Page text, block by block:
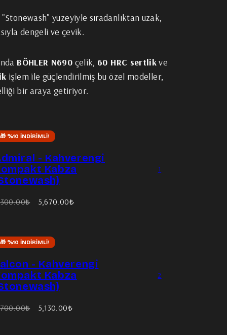
yüzeyiyle sıradanlıktan uzak,
dengeli ve çevik.
BÖHLER N690 çelik, 60 HRC sertlik ve
işlem ile güçlendirilmiş bu özel modeller,
bir araya getiriyor.
🎁 %10 İNDIRIMLI!
- Kahverengi
Kabza
İndirimli
5,670.00₺
1
🎁 %10 İNDIRIMLI!
- Kahverengi
Kabza
İndirimli
5,130.00₺
2
tek
ol!